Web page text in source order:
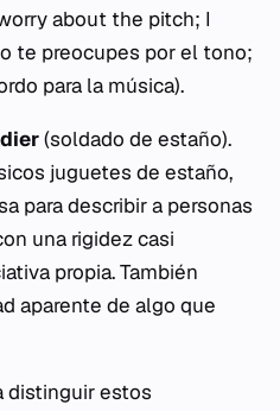
about the pitch; I
te preocupes por el tono;
para la música).
(soldado de estaño).
juguetes de estaño,
para describir a personas
una rigidez casi
propia. También
aparente de algo que
distinguir estos